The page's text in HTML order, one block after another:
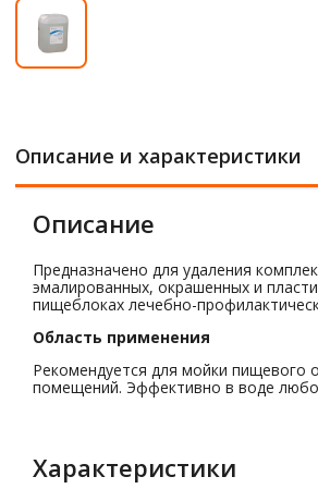
Описание и характеристики
Описание
Предназначено для удаления
эмалированных, окрашенных и
пищеблоках лечебно-
Область применения
Рекомендуется для мойки пищевого
помещений. Эффективно в воде
Характеристики